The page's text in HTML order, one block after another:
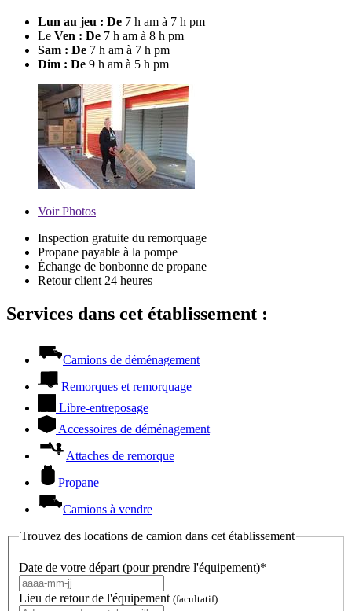
Lun au jeu : De 7 h am à 7 h pm
Le Ven : De 7 h am à 8 h pm
Sam : De 7 h am à 7 h pm
Dim : De 9 h am à 5 h pm
VoirPhotos
Inspection gratuite du remorquage
Propane payable à la pompe
Échange de bonbonne de propane
Retour client 24 heures
Services dans cet établissement :
Camions de déménagement
Remorques et remorquage
Libre-entreposage
Accessoires de déménagement
Attaches de remorque
Propane
Camions à vendre
Trouvez des locations de camion dans cet établissement
Date de votre départ (pour prendre l'équipement)*
Lieu de retour de l'équipement (facultatif)